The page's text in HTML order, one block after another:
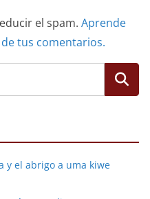
el spam. Aprende
tus comentarios.
y el abrigo a uma kiwe